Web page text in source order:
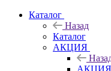
Каталог
Назад
Каталог
АКЦИЯ
АКЦИЯ